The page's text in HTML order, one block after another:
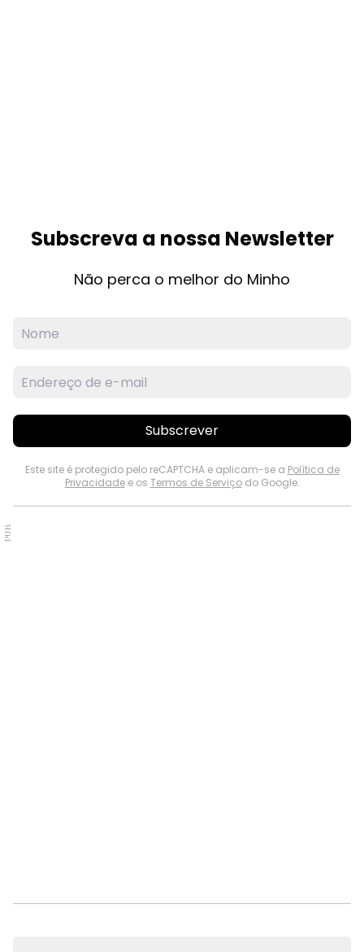
Subscreva a nossa Newsletter
Não perca o melhor do Minho
Subscrever
Este site é protegido pelo reCAPTCHA e aplicam-se a Política de
Privacidadee os Termos de Serviçodo Google.
PUB.